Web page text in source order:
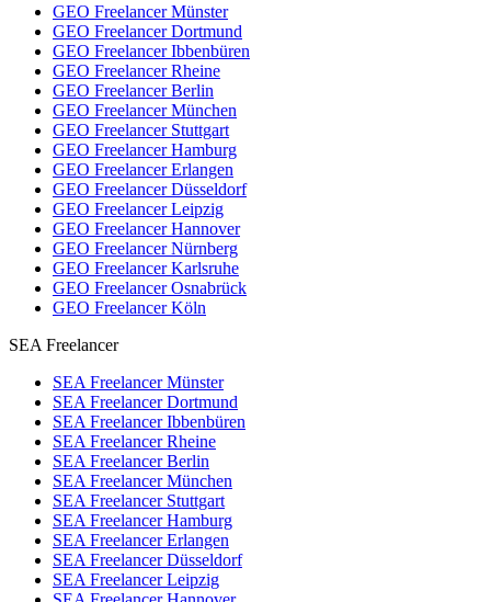
GEO Freelancer Münster
GEO Freelancer Dortmund
GEO Freelancer Ibbenbüren
GEO Freelancer Rheine
GEO Freelancer Berlin
GEO Freelancer München
GEO Freelancer Stuttgart
GEO Freelancer Hamburg
GEO Freelancer Erlangen
GEO Freelancer Düsseldorf
GEO Freelancer Leipzig
GEO Freelancer Hannover
GEO Freelancer Nürnberg
GEO Freelancer Karlsruhe
GEO Freelancer Osnabrück
GEO Freelancer Köln
SEA Freelancer
SEA Freelancer Münster
SEA Freelancer Dortmund
SEA Freelancer Ibbenbüren
SEA Freelancer Rheine
SEA Freelancer Berlin
SEA Freelancer München
SEA Freelancer Stuttgart
SEA Freelancer Hamburg
SEA Freelancer Erlangen
SEA Freelancer Düsseldorf
SEA Freelancer Leipzig